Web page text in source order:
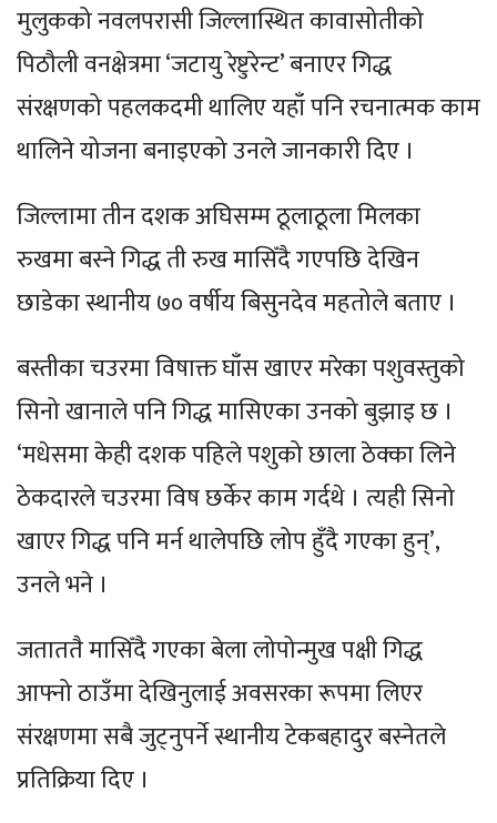
मुलुकको नवलपरासी जिल्लास्थित कावासोतीको
पिठौली वनक्षेत्रमा ‘जटायु रेष्टुरेन्ट’ बनाएर गिद्ध
संरक्षणको पहलकदमी थालिए यहाँ पनि रचनात्मक काम
थालिने योजना बनाइएको उनले जानकारी दिए ।
जिल्लामा तीन दशक अघिसम्म ठूलाठूला मिलका
रुखमा बस्ने गिद्ध ती रुख मासिँदै गएपछि देखिन
छाडेका स्थानीय ७० वर्षीय बिसुनदेव महतोले बताए ।
बस्तीका चउरमा विषाक्त घाँस खाएर मरेका पशुवस्तुको
सिनो खानाले पनि गिद्ध मासिएका उनको बुझाइ छ ।
‘मधेसमा केही दशक पहिले पशुको छाला ठेक्का लिने
ठेकदारले चउरमा विष छर्केर काम गर्दथे । त्यही सिनो
खाएर गिद्ध पनि मर्न थालेपछि लोप हुँदै गएका हुन्’,
उनले भने ।
जताततै मासिँदै गएका बेला लोपोन्मुख पक्षी गिद्ध
आफ्नो ठाउँमा देखिनुलाई अवसरका रूपमा लिएर
संरक्षणमा सबै जुट्नुपर्ने स्थानीय टेकबहादुर बस्नेतले
प्रतिक्रिया दिए ।